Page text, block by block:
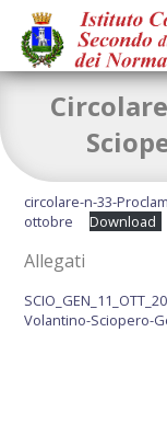
circolare-n-33-
ottobre
Download
Allegati
Volantino-Sciopero-